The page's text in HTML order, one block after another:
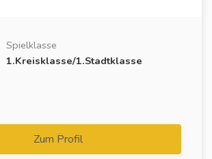
Spielklasse
1.Kreisklasse/1.Stadtklasse
Zum Profil